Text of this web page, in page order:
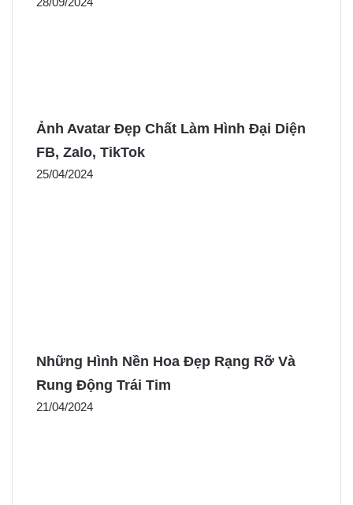
Ảnh Avatar Đẹp Chất Làm Hình Đại Diện
FB, Zalo, TikTok
25/04/2024
Những Hình Nền Hoa Đẹp Rạng Rỡ Và
Rung Động Trái Tim
21/04/2024